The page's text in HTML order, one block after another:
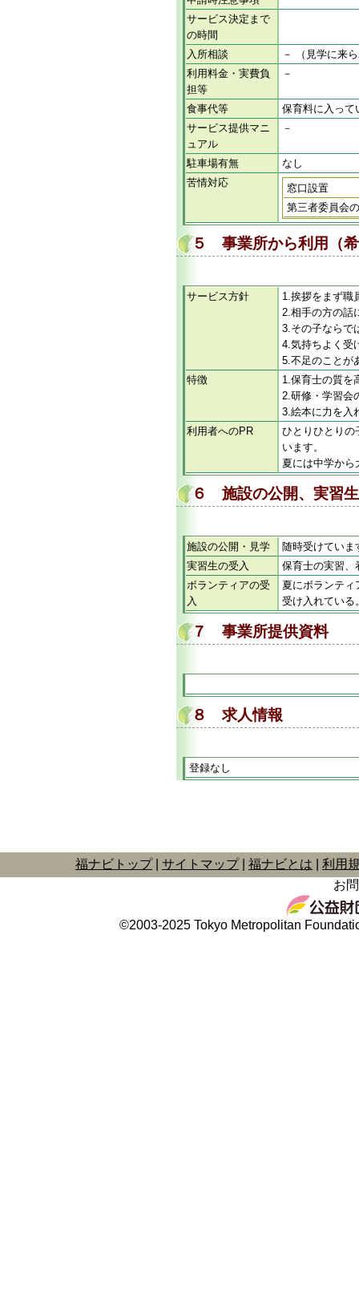
サービス決定まで
の時間
入所相談
－ （見学に来
利用料金・実費負
担等
－
食事代等
保育料に入っ
サービス提供マニ
ュアル
－
駐車場有無
なし
苦情対応
窓口設置
第三者委員会
５ 事業所から利用（
サービス方針
1.挨拶をまず職
2.相手の方の話
3.その子ならで
4.気持ちよく受
5.不足のことが
特徴
1.保育士の質を
2.研修・学習会
3.絵本に力を入
利用者へのPR
ひとりひとりの
います。
夏には中学か
６ 施設の公開、実習
施設の公開・見学
随時受けてい
実習生の受入
保育士の実習
ボランティアの受
入
夏にボランテ
受け入れてい
７ 事業所提供資料
８ 求人情報
登録なし
福ナビトップ サイトマップ 福ナビとは
利用
お
©2003-2025 Tokyo Metropolitan